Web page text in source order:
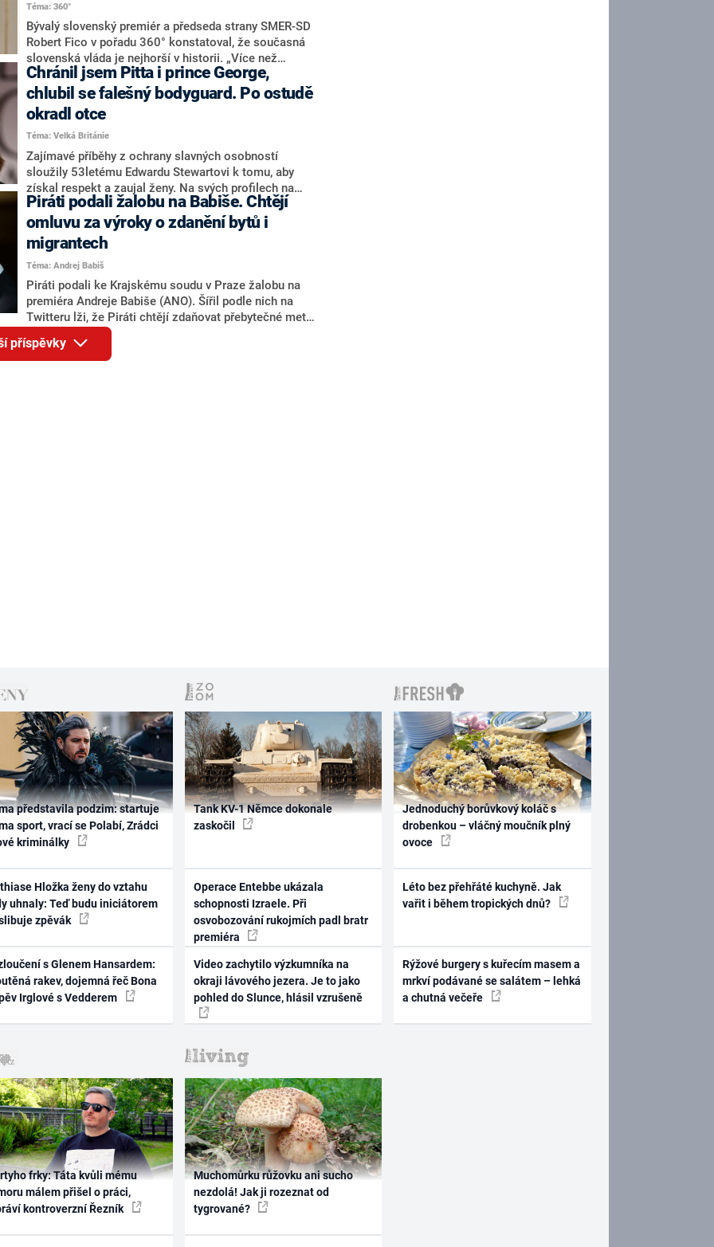
Téma: 360°
Bývalý slovenský premiér a předseda strany SMER-SD
Robert Fico v pořadu 360° konstatoval, že současná
slovenská vláda je nejhorší v historii. „Více než
osmdesát procent občanů jí nedůvěřuje. Je přirozené,
že lidé chtějí předčasné volby,“ řekl ve vysílání CNN
Prima NEWS.
Chránil jsem Pitta i prince George,
chlubil se falešný bodyguard. Po ostudě
okradl otce
Téma: Velká Británie
Zajímavé příběhy z ochrany slavných osobností
sloužily 53letému Edwardu Stewartovi k tomu, aby
získal respekt a zaujal ženy. Na svých profilech na
sociálních sítích navíc uváděl, že je bývalý člen
speciální jednotky britské armády SAS. Mezi jeho
svěřence se měli řadit například princ William nebo
herec Brad Pitt. U královské rodiny údajně zůstal, aby
chránil prince George před teroristickými útoky.
Falešný bodyguard pak po provalení svých lží okradl
vlastního otce – válečného veterána z druhé světové
války.
Piráti podali žalobu na Babiše. Chtějí
omluvu za výroky o zdanění bytů i
migrantech
Téma: Andrej Babiš
Piráti podali ke Krajskému soudu v Praze žalobu na
premiéra Andreje Babiše (ANO). Šířil podle nich na
Twitteru lži, že Piráti chtějí zdaňovat přebytečné metry
bytů a nastěhovat lidem do domácností migranty. O
podání informovala mluvčí Pirátů Karolína Sadílková.
Spor se odehrává necelé tři měsíce před sněmovními
příspěvky
představila podzim: startuje
sport, vrací se Polabí, Zrádci
kriminálky
Hložka ženy do vztahu
uhnaly: Teď budu iniciátorem
zpěvák
s Glenem Hansardem:
rakev, dojemná řeč Bona
Irglové s Vedderem
Tank KV-1 Němce dokonale
zaskočil
Operace Entebbe ukázala
schopnosti Izraele. Při
osvobozování rukojmích padl bratr
premiéra
Video zachytilo výzkumníka na
okraji lávového jezera. Je to jako
pohled do Slunce, hlásil vzrušeně
Jednoduchý borůvkový koláč s
drobenkou – vláčný moučník plný
ovoce
Léto bez přehřáté kuchyně. Jak
vařit i během tropických dnů?
Rýžové burgery s kuřecím masem a
mrkví podávané se salátem – lehká
a chutná večeře
frky: Táta kvůli mému
málem přišel o práci,
kontroverzní Řezník
Muchomůrku růžovku ani sucho
nezdolá! Jak ji rozeznat od
tygrované?